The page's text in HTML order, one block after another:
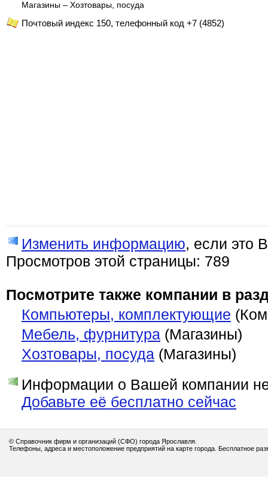
Магазины – Хозтовары, посуда
Почтовый индекс 150, телефонный код +7 (4852)
Изменить информацию, если это
Просмотров этой страницы: 789
Посмотрите также компании в
Компьютеры, комплектующие
Мебель, фурнитура (Магазины)
Хозтовары, посуда (Магазины)
Информации о Вашей компании
Добавьте её бесплатно сейчас
© Справочник фирм и организаций (СФО) города Ярославля.
Телефоны, адреса и местоположение предприятий на карте города. Бесплатное